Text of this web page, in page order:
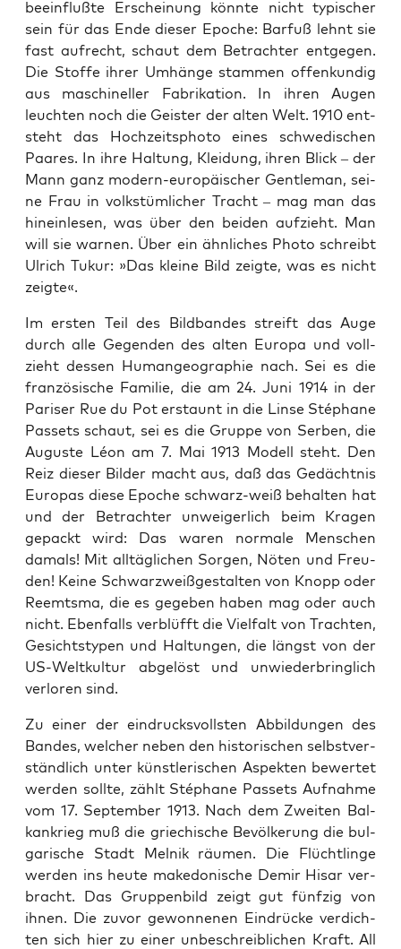
beein­fluß­te Erschei­nung könn­te nicht typi­scher
sein für das Ende die­ser Epo­che: Bar­fuß lehnt sie
fast auf­recht, schaut dem Betrach­ter ent­ge­gen.
Die Stof­fe ihrer Umhän­ge stam­men offen­kun­dig
aus maschi­nel­ler Fabri­ka­ti­on. In ihren Augen
leuch­ten noch die Geis­ter der alten Welt. 1910 ent­
steht das Hoch­zeits­pho­to eines schwe­di­schen
Paa­res. In ihre Hal­tung, Klei­dung, ihren Blick – der
Mann ganz modern-euro­päi­scher Gen­tle­man, sei­
ne Frau in volks­tüm­li­cher Tracht – mag man das
hin­ein­le­sen, was über den bei­den auf­zieht. Man
will sie war­nen. Über ein ähn­li­ches Pho­to schreibt
Ulrich Tukur: »Das klei­ne Bild zeig­te, was es nicht
zeigte«.
Im ers­ten Teil des Bild­ban­des streift das Auge
durch alle Gegen­den des alten Euro­pa und voll­
zieht des­sen Human­geo­gra­phie nach. Sei es die
fran­zö­si­sche Fami­lie, die am 24. Juni 1914 in der
Pari­ser Rue du Pot erstaunt in die Lin­se Sté­pha­ne
Pas­sets schaut, sei es die Grup­pe von Ser­ben, die
Augus­te Léon am 7. Mai 1913 Modell steht. Den
Reiz die­ser Bil­der macht aus, daß das Gedächt­nis
Euro­pas die­se Epo­che schwarz-weiß behal­ten hat
und der Betrach­ter unwei­ger­lich beim Kra­gen
gepackt wird: Das waren nor­ma­le Men­schen
damals! Mit all­täg­li­chen Sor­gen, Nöten und Freu­
den! Kei­ne Schwarz­weiß­ge­stal­ten von Knopp oder
Reemts­ma, die es gege­ben haben mag oder auch
nicht. Eben­falls ver­blüfft die Viel­falt von Trach­ten,
Gesichts­ty­pen und Hal­tun­gen, die längst von der
US-Welt­kul­tur abge­löst und unwie­der­bring­lich
ver­lo­ren sind.
Zu einer der ein­drucks­volls­ten Abbil­dun­gen des
Ban­des, wel­cher neben den his­to­ri­schen selbst­ver­
ständ­lich unter künst­le­ri­schen Aspek­ten bewer­tet
wer­den soll­te, zählt Sté­pha­ne Pas­sets Auf­nah­me
vom 17. Sep­tem­ber 1913. Nach dem Zwei­ten Bal­
kan­krieg muß die grie­chi­sche Bevöl­ke­rung die bul­
ga­ri­sche Stadt Mel­nik räu­men. Die Flücht­lin­ge
wer­den ins heu­te make­do­ni­sche Demir Hisar ver­
bracht. Das Grup­pen­bild zeigt gut fünf­zig von
ihnen. Die zuvor gewon­ne­nen Ein­drü­cke ver­dich­
ten sich hier zu einer unbe­schreib­li­chen Kraft. All